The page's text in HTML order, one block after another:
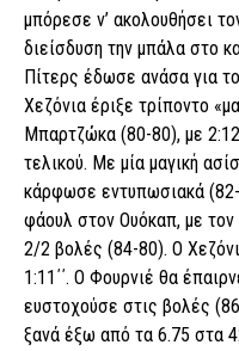
μπόρεσε ν’ ακολουθήσει
διείσδυση την μπάλα στο
Πίτερς έδωσε ανάσα για
Χεζόνια έριξε τρίποντο
Μπαρτζώκα (80-80), με
τελικού. Με μία μαγική
κάρφωσε εντυπωσιακά
φάουλ στον Ουόκαπ, με τον
2/2 βολές (84-80). Ο
1:11΄΄. Ο Φουρνιέ θα
ευστοχούσε στις βολές
ξανά έξω από τα 6.75 στα